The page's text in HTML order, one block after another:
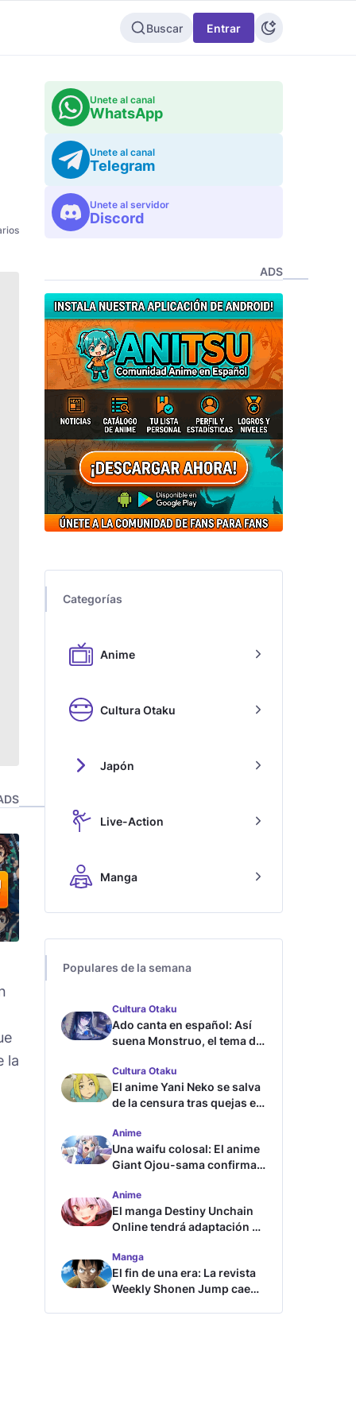
Buscar Entrar
la
Unete al canal
WhatsApp
Unete al canal
Telegram
Unete al servidor
Discord
ADS
Categorías
Anime
Cultura Otaku
Japón
Live-Action
Manga
Populares de la semana
Cultura Otaku
Ado canta en español: Así
suena Monstruo, el tema de
Cultura Otaku
El anime Yani Neko se salva
de la censura tras quejas en
Anime
Una waifu colosal: El anime
Giant Ojou-sama confirma
Anime
El manga Destiny Unchain
Online tendrá adaptación al
Manga
El fin de una era: La revista
Weekly Shonen Jump cae